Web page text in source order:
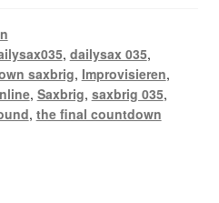
, dailysax 035,
saxbrig, Improvisieren,
, Saxbrig, saxbrig 035,
, the final countdown